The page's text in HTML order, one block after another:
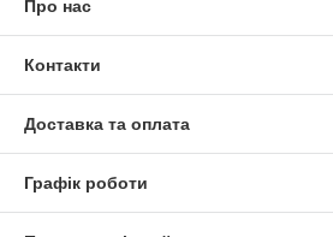
Про нас
Контакти
Доставка та оплата
Графік роботи